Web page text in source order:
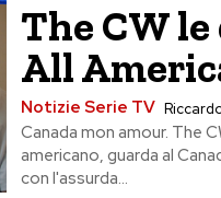
The CW
All
Notizie Serie TV
Canada mon amour. The
americano, guarda al
con l'assurda...